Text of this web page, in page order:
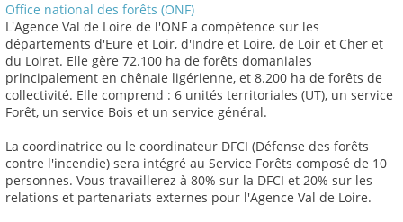
Office national des forêts (ONF)
L'Agence Val de Loire de l'ONF a compétence sur les
départements d'Eure et Loir, d'Indre et Loire, de Loir et Cher et
du Loiret. Elle gère 72.100 ha de forêts domaniales
principalement en chênaie ligérienne, et 8.200 ha de forêts de
collectivité. Elle comprend : 6 unités territoriales (UT), un service
Forêt, un service Bois et un service général.
La coordinatrice ou le coordinateur DFCI (Défense des forêts
contre l'incendie) sera intégré au Service Forêts composé de 10
personnes. Vous travaillerez à 80% sur la DFCI et 20% sur les
relations et partenariats externes pour l'Agence Val de Loire.